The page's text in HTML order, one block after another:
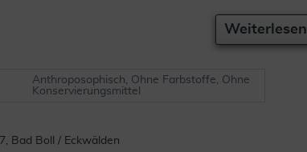
Weiterlesen
Anthroposophisch, Ohne Farbstoffe, Ohne
Konservierungsmittel
Bad Boll / Eckwälden